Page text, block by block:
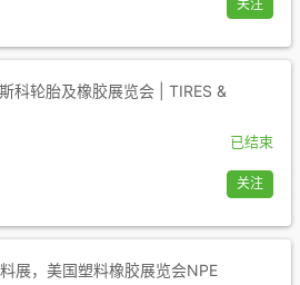
关注
科轮胎及橡胶展览会 | TIRES &
已结束
关注
展，美国塑料橡胶展览会NPE